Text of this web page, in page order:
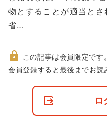
物とすることが適当と
省…
非
この記事は会員限定です。
会員登録すると最後までお読
ロ